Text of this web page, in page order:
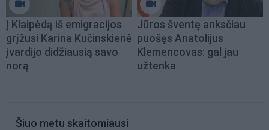
Į Klaipėdą iš emigracijos
grįžusi Karina Kučinskienė
įvardijo didžiausią savo
norą
Jūros šventę anksčiau
puošęs Anatolijus
Klemencovas: gal jau
užtenka
Šiuo metu skaitomiausi